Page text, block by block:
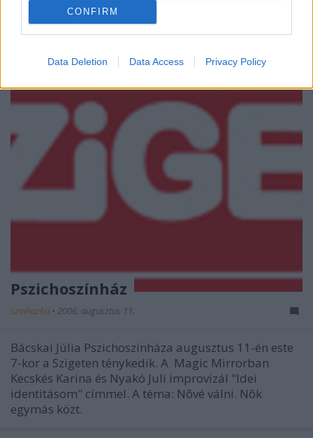
CONFIRM
Data Deletion Data Access Privacy Policy
elõadás valamennyi koreográfusáról és táncosáról
valóban magaslatívuszokban tudok csak én is
beszélni. Réti…
Pszichoszínház
szinhazhu • 2006. augusztus 11.
Bácskai Júlia Pszichoszínháza augusztus 11-én este
7-kor a Szigeten ténykedik. A Magic Mirrorban
Kecskés Karina és Nyakó Juli improvizál "Idei
identitásom" címmel. A téma: Nõvé válni. Nõk
egymás közt.